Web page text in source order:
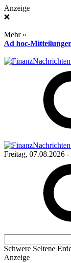
Anzeige
❌
Mehr »
Ad hoc-
Freitag, 07.08.2026 -
Schwere Seltene
Anzeige